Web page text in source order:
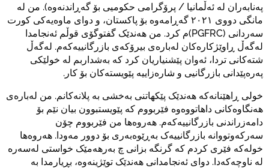
پەنابەران لە ئەڵمانیا / پرۆگرامی حکومیی بۆ گەڕاندنەوە). من لە
مانگی دووی ٢٠٢١ گەڕامەوە بۆ پاکستان، و دوای ماوەیەکی کورت
سەردانی (PGFRC)م کرد. من هەندێک گفتوگۆی قوڵم ئەنجامدا
لەگەڵ ڕاوێژکارەکان لەبارەی بیرۆکەی بازرگانییەکەم. لەگەڵ
شتەکانی تردا، ئەوان پێشنیاریان کرد کە بەشداربم لە خولێکی
پەرەپێدانی بازرگانیی و شارەزاییە پێویستەکان بۆ کار.
خولی ڕاهێنانەکە هەندێک پێکهاتنی بەخشی بە پلانەکانم. من لەبارەی
هەنگاوەکانی داهاتووەوە فێربووم کە پێویستبوون بیان نێم بۆ
دامەزراندنی بازرگانییەکەم. هەروەها من فێربووم چۆن
سەرکەوتووانە بازرگانییەک بەڕێوەبەری بۆ دوور مەودا. هەروەها
خولەکە فێری کردم کە گرنگە بزانی چ بەرهەمێک خواستی لەسەرە
لە ناوچەکەدا. دوای ئەنجامدانی هەندێک توێژینەوە، بڕیارمدا بە